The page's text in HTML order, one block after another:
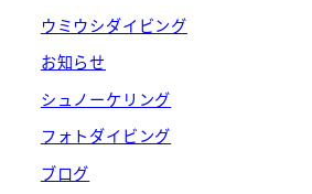
ウミウシダイビング
お知らせ
シュノーケリング
フォトダイビング
ブログ